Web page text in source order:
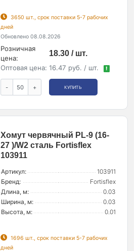
3650 шт., срок поставки 5-7 рабочих
дней
Обновлено 08.08.2026
Розничная
цена:
18.30 / шт.
Оптовая цена: 16.47 руб. / шт. !
- + КУПИТЬ
Хомут червячный PL-9 (16-
27 )/W2 сталь Fortisflex
103911
Артикул:
103911
Бренд:
Fortisflex
Длина, м:
0.03
Ширина, м:
0.03
Высота, м:
0.01
1696 шт., срок поставки 5-7 рабочих
дней